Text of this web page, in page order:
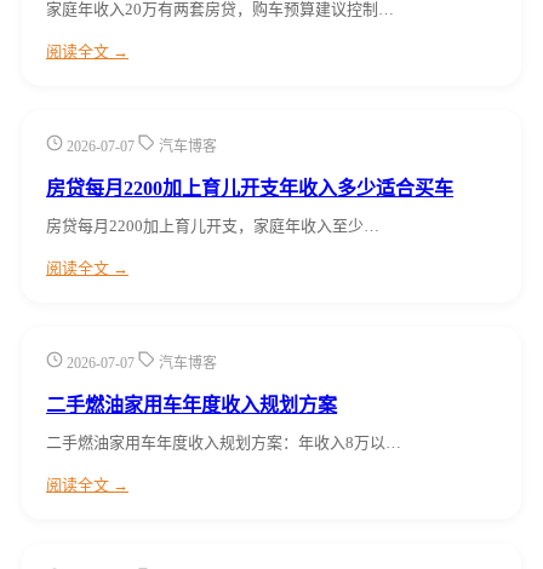
家庭年收入20万有两套房贷，购车预算建议控制…
阅读全文 →
2026-07-07 汽车博客
房贷每月2200加上育儿开支年收入多少适合买车
房贷每月2200加上育儿开支，家庭年收入至少…
阅读全文 →
2026-07-07 汽车博客
二手燃油家用车年度收入规划方案
二手燃油家用车年度收入规划方案：年收入8万以…
阅读全文 →